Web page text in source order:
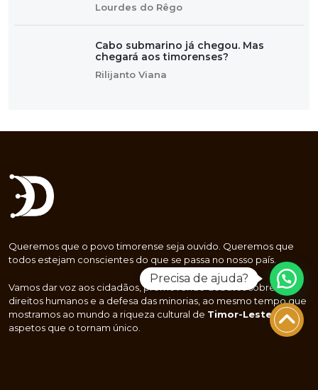
Lourdes do Rêgo
Cabo submarino já chegou. Mas
chegará aos timorenses?
Rilijanto Viana
Queremos que o povo timorense seja ouvido. Queremos que
todos estejam conscientes do que se passa no nosso país.
Vamos dar voz aos cidadãos, promovendo debates sobre os
direitos humanos e a defesa das minorias, ao mesmo tempo que
mostramos ao mundo a riqueza cultural de Timor-Lestee os
aspetos que o tornam único.
Precisa de ajuda?